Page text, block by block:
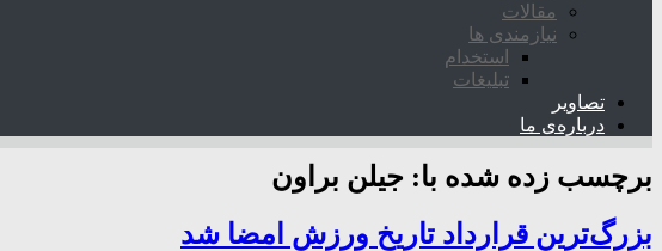
مقالات
نیازمندی ها
استخدام
تبلیغات
تصاویر
درباره‌ی ما
برچسب زده شده با: جیلن براون
بزرگ‌ترین قرارداد تاریخ ورزش امضا شد